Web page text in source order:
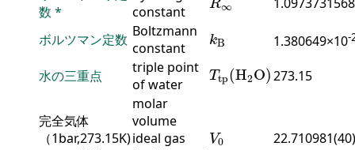
数 *
constant
R∞
ボルツマン定数 Boltzmann
constant
kB
k 1.380649×10-
水の三重点
triple point
of water
Ttp(H2O)
Ttp(H 2O)273.15
完全気体
（1bar,273.15K)
molar
volume
ideal gas
V0
V0 22.710981(40)